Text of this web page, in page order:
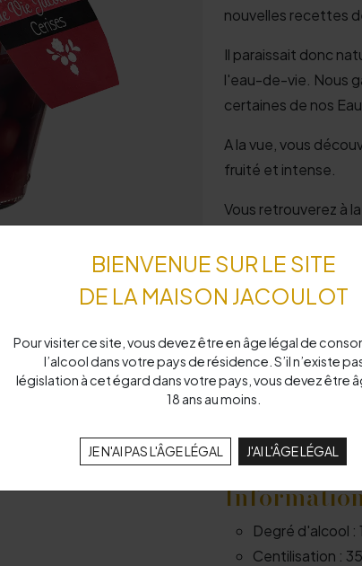
nouvelles recettes
Il paraissait donc
l'eau-de-vie. Nous
certaines de nos
A la vue, vous
fruité et intense.
Vous retrouverez à
Dégustation
Apéritif : Cerise à
Crémant de
Dessert : charlotte
Digestif : nature ou
Degré d'alcool :
Centilisation :
BIENVENUE SUR LE SITE
DE LA MAISON JACOULOT
Pour visiter ce site, vous devez être en âge légal de
l’alcool dans votre pays de résidence. S’il n’existe
législation à cet égard dans votre pays, vous devez être
18 ans au moins.
JE N'AI PAS L'ÂGE LÉGAL J'AI L'ÂGE LÉGAL